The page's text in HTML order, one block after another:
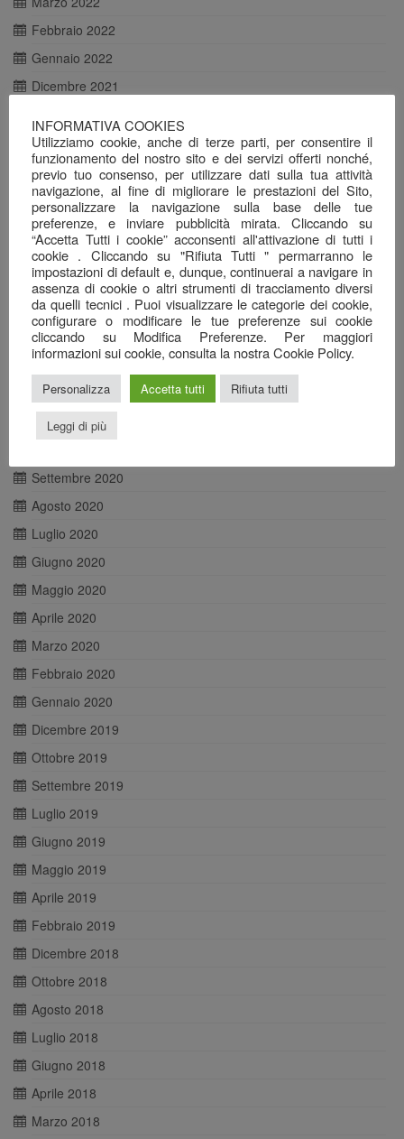
Febbraio 2022
Gennaio 2022
Dicembre 2021
Ottobre 2021
Agosto 2021
Luglio 2021
Giugno 2021
Maggio 2021
Aprile 2021
Marzo 2021
Febbraio 2021
Dicembre 2020
Novembre 2020
Settembre 2020
Agosto 2020
Luglio 2020
Giugno 2020
Maggio 2020
Aprile 2020
Marzo 2020
Febbraio 2020
Gennaio 2020
Dicembre 2019
Ottobre 2019
Settembre 2019
Luglio 2019
Giugno 2019
Maggio 2019
Aprile 2019
Febbraio 2019
Dicembre 2018
Ottobre 2018
Agosto 2018
Luglio 2018
Giugno 2018
Aprile 2018
Marzo 2018
INFORMATIVA COOKIES
Utilizziamo cookie, anche di terze parti, per consentire il
funzionamento del nostro sito e dei servizi offerti nonché,
previo tuo consenso, per utilizzare dati sulla tua attività
navigazione, al fine di migliorare le prestazioni del Sito,
personalizzare la navigazione sulla base delle tue
preferenze, e inviare pubblicità mirata. Cliccando su
“Accetta Tutti i cookie” acconsenti all'attivazione di tutti i
cookie . Cliccando su "Rifiuta Tutti " permarranno le
impostazioni di default e, dunque, continuerai a navigare in
assenza di cookie o altri strumenti di tracciamento diversi
da quelli tecnici . Puoi visualizzare le categorie dei cookie,
configurare o modificare le tue preferenze sui cookie
cliccando su Modifica Preferenze. Per maggiori
informazioni sui cookie, consulta la nostra Cookie Policy.
Personalizza Accetta tutti Rifiuta tutti
Leggi di più